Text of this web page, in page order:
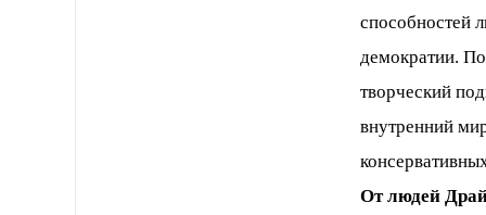
способностей
демократии.
творческий
внутренний
От людей